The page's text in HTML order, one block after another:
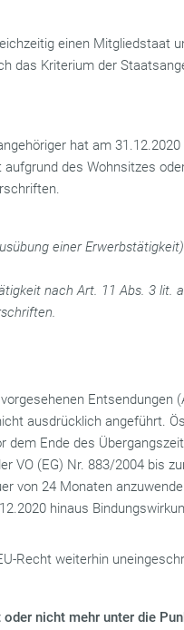
einen Mitgliedstaat
das Kriterium der
hat am
aufgrund des Wohnsitzes
einer
nach Art. 11 Abs. 3 lit.
Entsendungen
ausdrücklich angeführt.
dem Ende des
VO (EG) Nr. 883/2004 bis
von 24 Monaten
hinaus
Recht weiterhin
oder nicht mehr unter die